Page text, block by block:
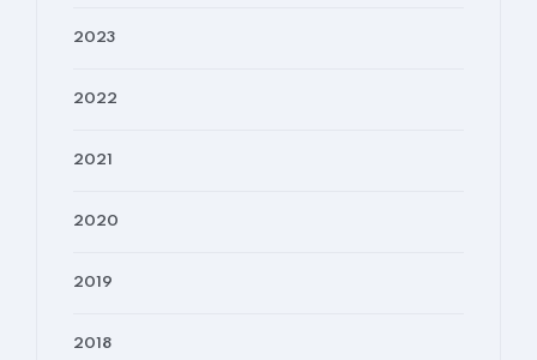
2023
2022
2021
2020
2019
2018